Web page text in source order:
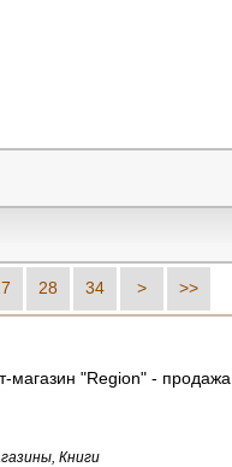
28 34 > >>
"Regіon" - продажа
Книги